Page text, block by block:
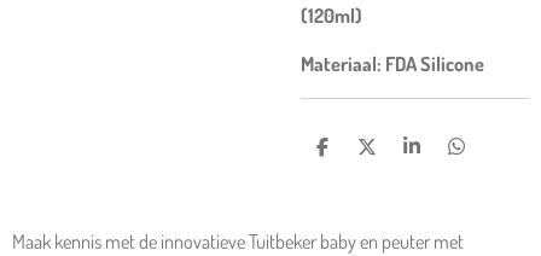
(120ml)
Materiaal: FDA Silicone
D
N
D
S
E
D
N
Maak kennis met de innovatieve Tuitbeker baby en peuter met